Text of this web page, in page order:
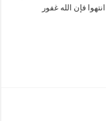
كذلك جزاء الكافرين(191) فإن انتهوا فإن الله غفور